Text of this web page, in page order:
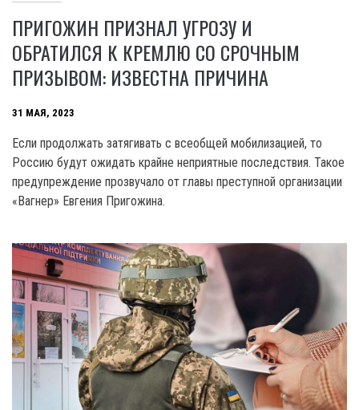
ПРИГОЖИН ПРИЗНАЛ УГРОЗУ И
ОБРАТИЛСЯ К КРЕМЛЮ СО СРОЧНЫМ
ПРИЗЫВОМ: ИЗВЕСТНА ПРИЧИНА
31 МАЯ, 2023
Если продолжать затягивать с всеобщей мобилизацией, то
Россию будут ожидать крайне неприятные последствия. Такое
предупреждение прозвучало от главы преступной организации
«Вагнер» Евгения Пригожина.